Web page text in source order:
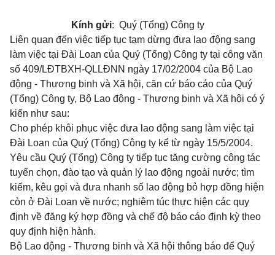
Kính gửi: Quý (Tổng) Công ty
Liên quan đến việc tiếp tục tạm dừng đưa lao động sang
làm việc tại Đài Loan của Quý (Tổng) Công ty tại công văn
số 409/LĐTBXH-QLLĐNN ngày 17/02/2004 của Bộ Lao
động - Thương binh và Xã hội, căn cứ báo cáo của Quý
(Tổng) Công ty, Bộ Lao động - Thương binh và Xã hội có ý
kiến như sau:
Cho phép khôi phục việc đưa lao động sang làm việc tại
Đài Loan của Quý (Tổng) Công ty kể từ ngày 15/5/2004.
Yêu cầu Quý (Tổng) Công ty tiếp tục tăng cường công tác
tuyển chọn, đào tạo và quản lý lao động ngoài nước; tìm
kiếm, kêu gọi và đưa nhanh số lao động bỏ hợp đồng hiện
còn ở Đài Loan về nước; nghiêm túc thực hiện các quy
định về đăng ký hợp đồng và chế độ báo cáo định kỳ theo
quy định hiện hành.
Bộ Lao động - Thương binh và Xã hội thông báo để Quý